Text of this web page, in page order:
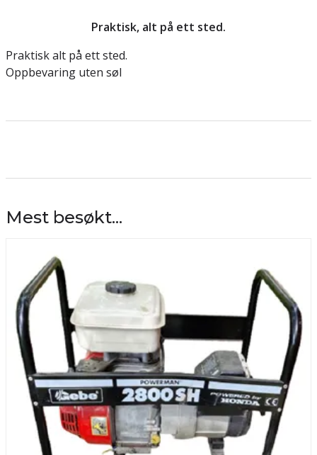
Praktisk, alt på ett sted.
Praktisk alt på ett sted.
Oppbevaring uten søl
Mest besøkt...